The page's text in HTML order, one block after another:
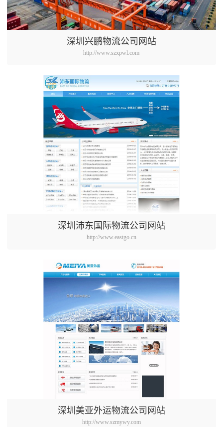
深圳兴鹏物流公司网站
http://www.szxpwl.com
深圳沛东国际物流公司网站
http://www.eastgo.cn
深圳美亚外运物流公司网站
http://www.szmywy.com